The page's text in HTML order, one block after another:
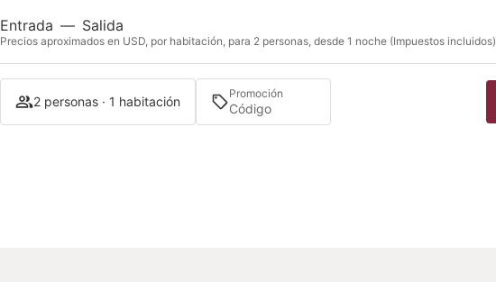
Entrada — Salida
Precios aproximados en USD, por habitación, para 2 personas, desde 1 noche (Impuestos incluidos)
2 personas · 1 habitación Promoción